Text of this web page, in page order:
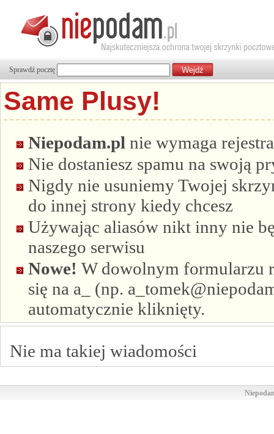
Sprawdź pocztę
Same Plusy!
Niepodam.pl nie wymaga
Nie dostaniesz spamu na swoją
Nigdy nie usuniemy Twojej
do innej strony kiedy chcesz
Używając aliasów nikt inny nie
naszego serwisu
Nowe! W dowolnym formularzu
się na a_ (np.
automatycznie kliknięty.
Nie ma takiej wiadomości